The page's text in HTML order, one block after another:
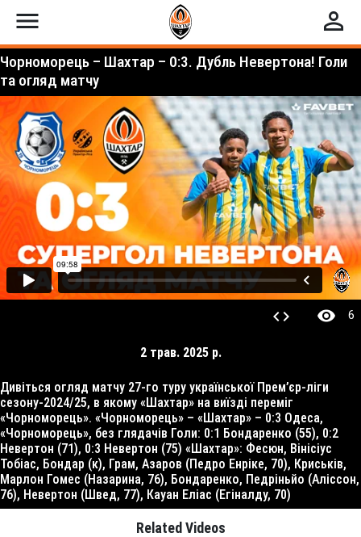
menu perm_identity
Чорноморець – Шахтар – 0:3. Дубль Невертона! Голи
та огляд матчу
code visibility 6
2 трав. 2025 р.
Дивіться огляд матчу 27-го туру української Прем’єр-ліги
сезону-2024/25, в якому «Шахтар» на виїзді переміг
«Чорноморець». «Чорноморець» – «Шахтар» – 0:3 Одеса,
«Чорноморець», без глядачів Голи: 0:1 Бондаренко (55), 0:2
Невертон (71), 0:3 Невертон (75) «Шахтар»: Фесюн, Вінісіус
Тобіас, Бондар (к), Грам, Азаров (Педро Енріке, 70), Криськів,
Марлон Гомес (Назарина, 76), Бондаренко, Педріньйо (Аліссон,
76), Невертон (Швед, 77), Кауан Еліас (Егіналду, 70)
Related Videos